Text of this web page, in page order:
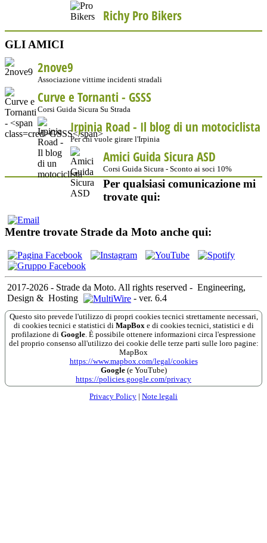
Richy Pro Bikers
GLI AMICI
2nove9
Associazione vittime incidenti stradali
Curve e Tornanti - GSSS
Corsi Guida Sicura Su Strada
Irpinia Road - Il blog di un motociclista
Per chi vuole girare l'Irpinia
Amici Guida Sicura ASD
Corsi Guida Sicura - Sconto ai soci 10%
Per qualsiasi comunicazione mi
trovate qui:
Mentre trovate Strade da Moto anche qui:
2017-2026 - Strade da Moto. All rights reserved - Engineering,
Design & Hosting - ver. 6.4
Questo sito prevede l'utilizzo di propri cookies tecnici strettamente necessari,
di cookies tecnici e statistici di MapBoxe di cookies tecnici, statistici e di
profilazione di Google. È possibile ottenere informazioni circa l'espressione
del proprio consenso all'utilizzo dei cookie delle terze parti sulle loro pagine:
MapBox
https://www.mapbox.com/legal/cookies
Google(e YouTube)
https://policies.google.com/privacy
Privacy Policy Note legali